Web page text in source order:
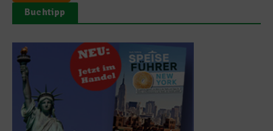
Buchtipp